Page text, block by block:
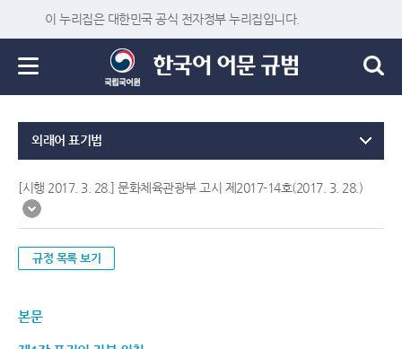
이 누리집은 대한민국 공식 전자정부 누리집입니다.
외래어 표기법
[시행 2017. 3. 28.] 문화체육관광부 고시 제2017-14호(2017. 3. 28.)
규정 목록 보기
본문